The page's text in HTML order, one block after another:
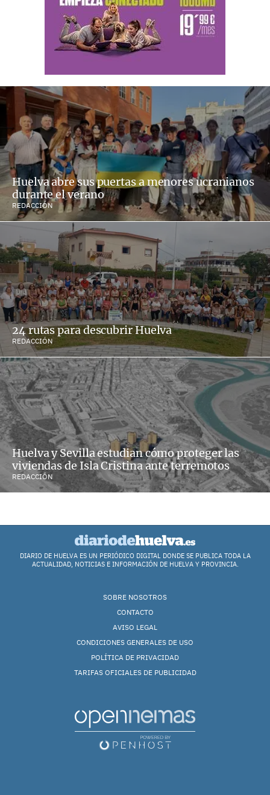
Huelva abre sus puertas a menores ucranianos
durante el verano
REDACCIÓN
24 rutas para descubrir Huelva
REDACCIÓN
Huelva y Sevilla estudian cómo proteger las
viviendas de Isla Cristina ante terremotos
REDACCIÓN
DIARIO DE HUELVA ES UN PERIÓDICO DIGITAL DONDE SE PUBLICA TODA LA
ACTUALIDAD, NOTICIAS E INFORMACIÓN DE HUELVA Y PROVINCIA.
SOBRE NOSOTROS
CONTACTO
AVISO LEGAL
CONDICIONES GENERALES DE USO
POLÍTICA DE PRIVACIDAD
TARIFAS OFICIALES DE PUBLICIDAD